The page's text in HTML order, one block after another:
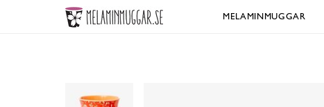
MELAMINMUGGAR